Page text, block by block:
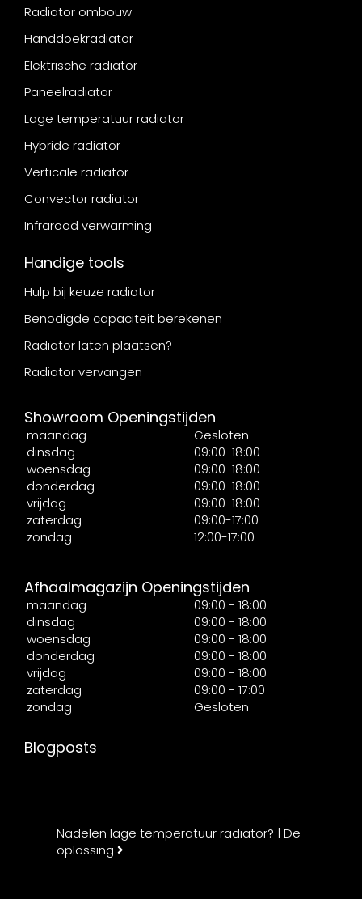
Radiator ombouw
Handdoekradiator
Elektrische radiator
Paneelradiator
Lage temperatuur radiator
Hybride radiator
Verticale radiator
Convector radiator
Infrarood verwarming
Handige tools
Hulp bij keuze radiator
Benodigde capaciteit berekenen
Radiator laten plaatsen?
Radiator vervangen
Showroom Openingstijden
maandag
Gesloten
dinsdag
09:00-18:00
woensdag
09:00-18:00
donderdag
09:00-18:00
vrijdag
09:00-18:00
zaterdag
09:00-17:00
zondag
12:00-17:00
Afhaalmagazijn Openingstijden
maandag
09:00 - 18:00
dinsdag
09:00 - 18:00
woensdag
09:00 - 18:00
donderdag
09:00 - 18:00
vrijdag
09:00 - 18:00
zaterdag
09:00 - 17:00
zondag
Gesloten
Blogposts
Nadelen lage temperatuur radiator? | De
oplossing